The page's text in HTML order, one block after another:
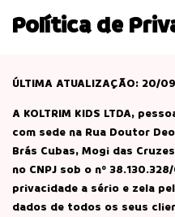
Política de
ÚLTIMA ATUALIZAÇÃO: 20/
A KOLTRIM KIDS LTDA,
com sede na Rua Doutor
Brás Cubas, Mogi das
no CNPJ sob o nº
privacidade a sério e zela
dados de todos os seus